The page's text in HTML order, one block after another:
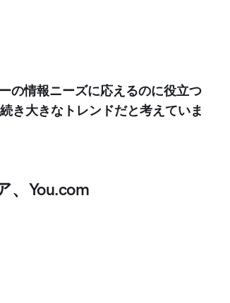
の情報ニーズに応えるのに役立つ
き大きなトレンドだと考えていま
、You.com